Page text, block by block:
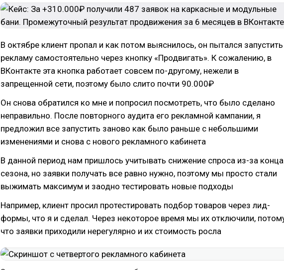
В октябре клиент пропал и как потом выяснилось, он пытался запустить
рекламу самостоятельно через кнопку «Продвигать». К сожалению, в
ВКонтакте эта кнопка работает совсем по-другому, нежели в
запрещенной сети, поэтому было слито почти 90.000₽
Он снова обратился ко мне и попросил посмотреть, что было сделано
неправильно. После повторного аудита его рекламной кампании, я
предложил все запустить заново как было раньше с небольшими
изменениями и снова с нового рекламного кабинета
В данной период нам пришлось учитывать снижение спроса из-за конца
сезона, но заявки получать все равно нужно, поэтому мы просто стали
выжимать максимум и заодно тестировать новые подходы
Например, клиент просил протестировать подбор товаров через лид-
формы, что я и сделал. Через некоторое время мы их отключили,
что заявки приходили нерегулярно и их стоимость росла